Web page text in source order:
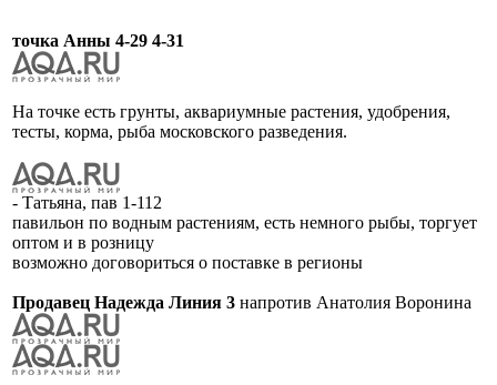
точка Анны 4-29 4-31
На точке есть грунты, аквариумные растения, удобрения,
тесты, корма, рыба московского разведения.
- Татьяна, пав 1-112
павильон по водным растениям, есть немного рыбы, торгует
оптом и в розницу
возможно договориться о поставке в регионы
Продавец Надежда Линия 3 напротив Анатолия Воронина